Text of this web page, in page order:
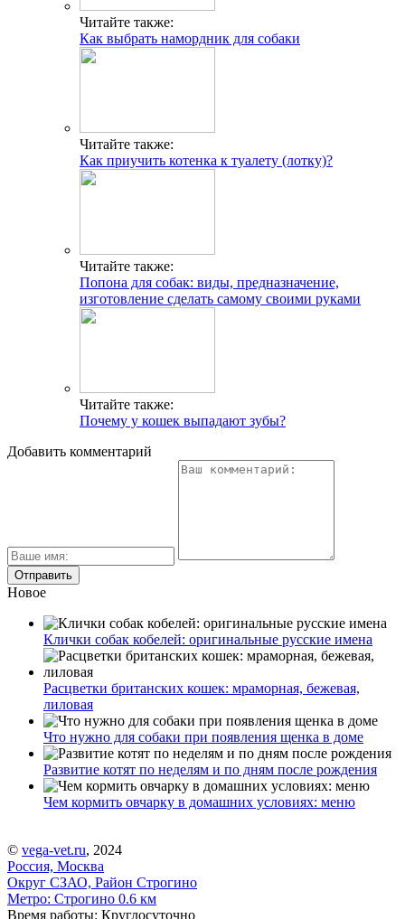
Читайте также:
Как выбрать намордник для собаки
Читайте также:
Как приучить котенка к туалету (лотку)?
Читайте также:
Попона для собак: виды, предназначение,
изготовление сделать самому своими руками
Читайте также:
Почему у кошек выпадают зубы?
Добавить комментарий
Новое
Клички собак кобелей: оригинальные русские имена
Расцветки британских кошек: мраморная, бежевая,
лиловая
Что нужно для собаки при появления щенка в доме
Развитие котят по неделям и по дням после рождения
Чем кормить овчарку в домашних условиях: меню
© vega-vet.ru, 2024
Россия, Москва
Округ СЗАО, Район Строгино
Метро: Строгино 0.6 км
Время работы: Круглосуточно